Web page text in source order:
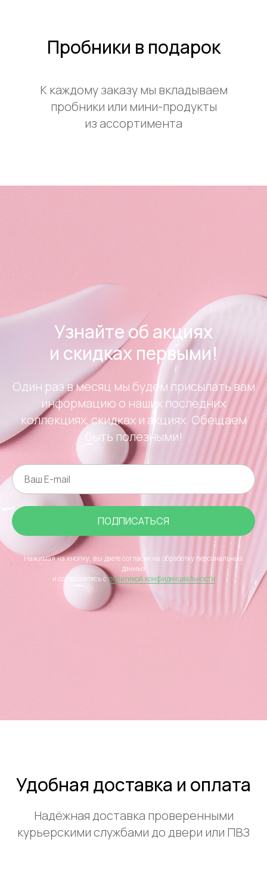
Пробники в подарок
К каждому заказу мы вкладываем
пробники или мини-продукты
из ассортимента
Узнайте об акциях
и скидках первыми!
Один раз в месяц мы будем присылать вам
информацию о наших последних
коллекциях, скидках и акциях. Обещаем
быть полезными!
ПОДПИСАТЬСЯ
Нажимая на кнопку, вы даете согласие на обработку персональных
данных
и соглашаетесь cполитикой конфиденциальности
Удобная доставка и оплата
Надёжная доставка проверенными
курьерскими службами до двери или ПВЗ